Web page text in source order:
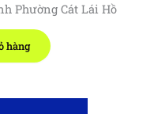
Phường Cát Lái Hồ
hàng